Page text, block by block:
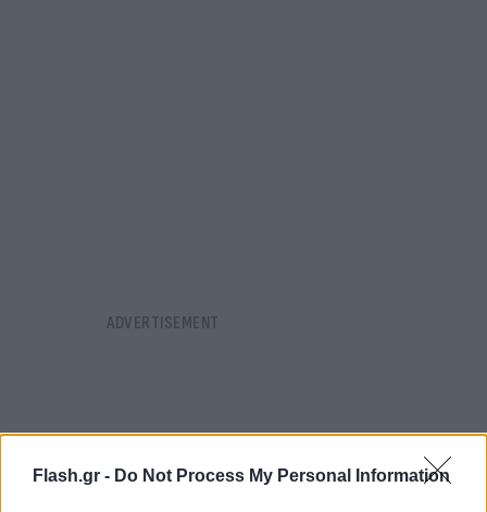
Flash.gr - Do Not Process My Personal Information